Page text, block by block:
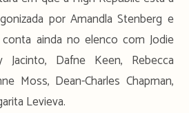
por Amandla Stenberg e
conta ainda no elenco com Jodie
Jacinto, Dafne Keen, Rebecca
Moss, Dean-Charles Chapman,
Levieva.